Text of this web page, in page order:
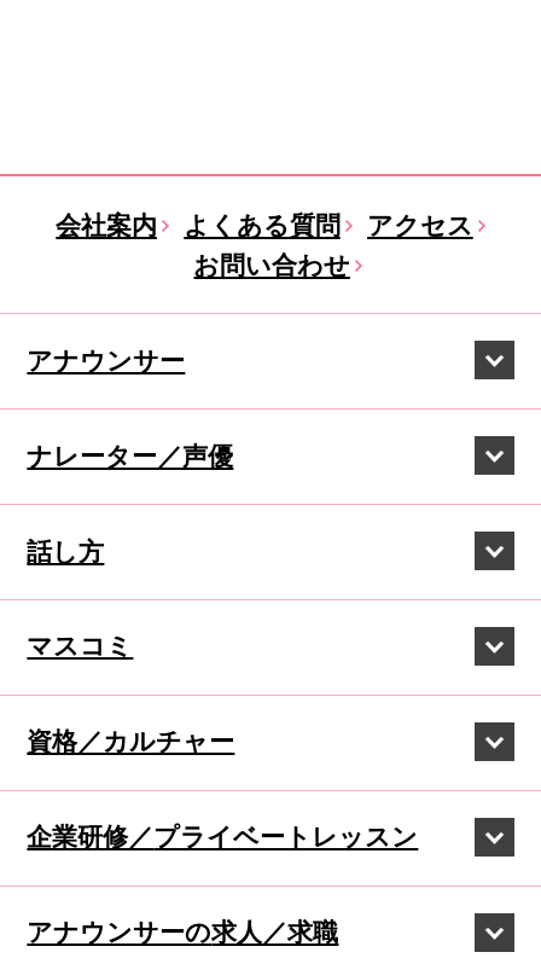
会社案内 よくある質問
アクセス
お問い合わせ
アナウンサー
ナレーター／声優
話し方
マスコミ
資格／カルチャー
企業研修／プライベートレッスン
アナウンサーの求人／求職